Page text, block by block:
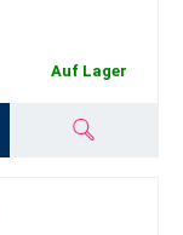
Auf Lager